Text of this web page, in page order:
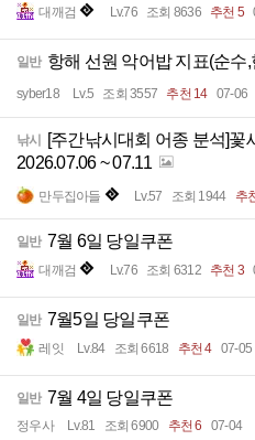
대깨검 Lv.76 조회 8636 추천 5
일반 항해 선원 악어밥 지표(순수
syber18 Lv.5 조회 3557 추천 14 07-06
낚시
[주간낚시대회 어종 분석]꽃
2026.07.06 ~ 07.11
만두집아들 Lv.57 조회 1944 추
일반 7월 6일 당일쿠폰
대깨검 Lv.76 조회 6312 추천 3
일반 7월5일 당일쿠폰
레잇 Lv.84 조회 6618 추천 4 07-05
일반 7월 4일 당일쿠폰
정우사 Lv.81 조회 6900 추천 6 07-04